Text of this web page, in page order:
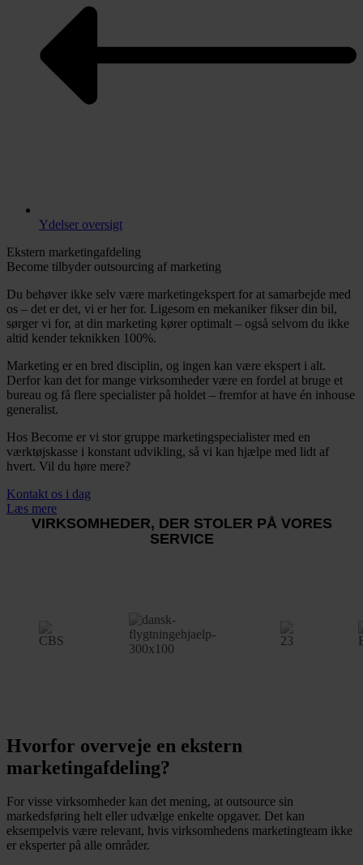
Ydelser oversigt
Ekstern marketingafdeling
Become tilbyder outsourcing af marketing
Du behøver ikke selv være marketingekspert for at samarbejde med
os – det er det, vi er her for. Ligesom en mekaniker fikser din bil,
sørger vi for, at din marketing kører optimalt – også selvom du ikke
altid kender teknikken 100%.
Marketing er en bred disciplin, og ingen kan være ekspert i alt.
Derfor kan det for mange virksomheder være en fordel at bruge et
bureau og få flere specialister på holdet – fremfor at have én inhouse
generalist.
Hos Become er vi stor gruppe marketingspecialister med en
værktøjskasse i konstant udvikling, så vi kan hjælpe med lidt af
hvert. Vil du høre mere?
Kontakt os i dag
Læs mere
VIRKSOMHEDER, DER STOLER PÅ VORES
SERVICE
Hvorfor overveje en ekstern
marketingafdeling?
For visse virksomheder kan det mening, at outsource sin
markedsføring helt eller udvælge enkelte opgaver. Det kan
eksempelvis være relevant, hvis virksomhedens marketingteam ikke
er eksperter på alle områder.